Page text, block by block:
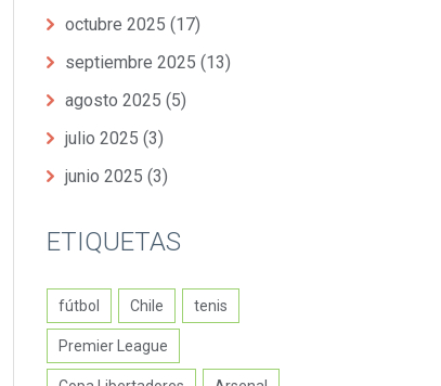
octubre 2025 (17)
septiembre 2025 (13)
agosto 2025 (5)
julio 2025 (3)
junio 2025 (3)
ETIQUETAS
fútbol Chile tenis
Premier League